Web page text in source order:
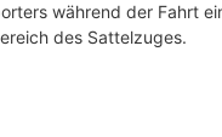
während der Fahrt
des Sattelzuges.